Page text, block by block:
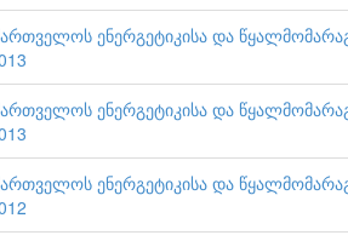
ენერგეტიკისა და
ენერგეტიკისა და
ენერგეტიკისა და